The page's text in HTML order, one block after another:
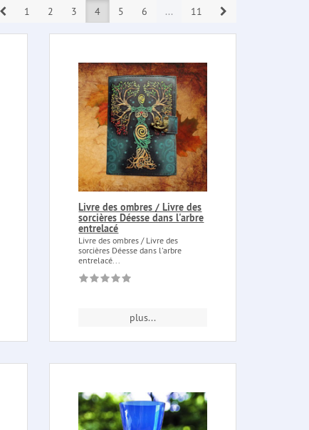
1 2 3 4 5 6 ... 11
Livre des ombres / Livre des
sorcières Déesse dans l'arbre
entrelacé
Livre des ombres / Livre des
sorcières Déesse dans l'arbre
entrelacé...
plus...